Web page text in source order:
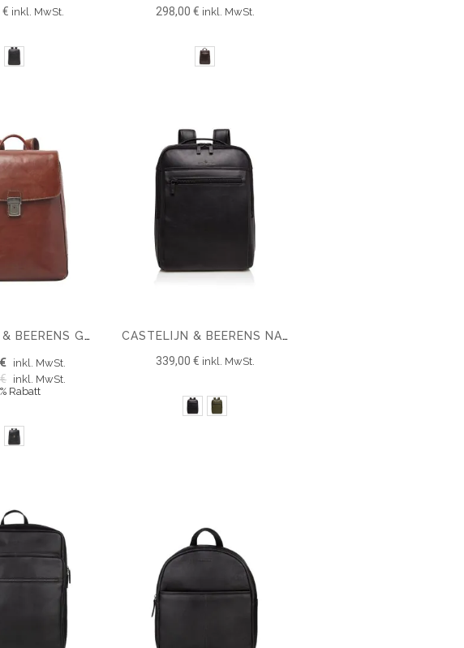
€ inkl. MwSt. 298,00 € inkl. MwSt.
CASTELIJN & BEERENS GAUCHO GUUS LAPTOP RUCKSACK 15.6''
inkl. MwSt.
inkl. MwSt.
Rabatt
CASTELIJN & BEERENS NAPPA X VICTOR RUCKSACK 15.6''
339,00 € inkl. MwSt.